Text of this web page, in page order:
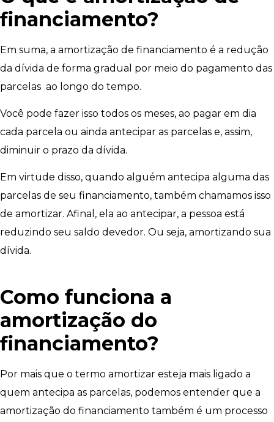
financiamento?
Em suma, a amortização de financiamento é a redução
da dívida de forma gradual por meio do pagamento das
parcelas ao longo do tempo.
Você pode fazer isso todos os meses, ao pagar em dia
cada parcela ou ainda antecipar as parcelas e, assim,
diminuir o prazo da dívida.
Em virtude disso, quando alguém antecipa alguma das
parcelas de seu financiamento, também chamamos isso
de amortizar. Afinal, ela ao antecipar, a pessoa está
reduzindo seu saldo devedor. Ou seja, amortizando sua
dívida.
Como funciona a
amortização do
financiamento?
Por mais que o termo amortizar esteja mais ligado a
quem antecipa as parcelas, podemos entender que a
amortização do financiamento também é um processo